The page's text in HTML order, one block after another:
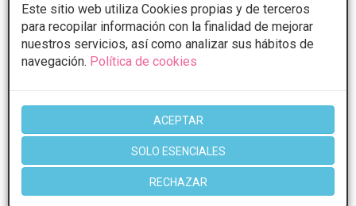
Este sitio web utiliza Cookies propias y de terceros
para recopilar información con la finalidad de mejorar
nuestros servicios, así como analizar sus hábitos de
navegación. Política de cookies
ACEPTAR
SOLO ESENCIALES
RECHAZAR
Centro Medico Cruz Conde - Dra. Beatriz
Andicoberry
cruz conde 19-6 planta, Córdoba
PRIMERA CONSULTA GRATUITA
Presupuestos con5% de descuento *
CONSULTAR/CITA/PRESUPUESTO